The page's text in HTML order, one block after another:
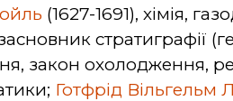
(1627-1691), хімія,
стратиграфії
закон охолодження,
Готфрід Вільгельм